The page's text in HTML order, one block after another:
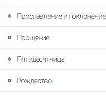
Прославление и поклонение
Прощение
Пятидесятница
Рождество